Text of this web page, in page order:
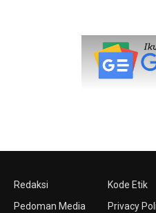
Redaksi
Pedoman Media
Kode Etik
Privacy